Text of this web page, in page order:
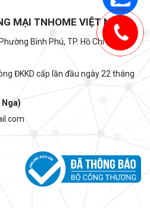
MẠI TNHOME VIỆT NAM
Bình Phú, TP. Hồ Chí Minh
ĐKKD cấp lần đầu ngày 22 tháng